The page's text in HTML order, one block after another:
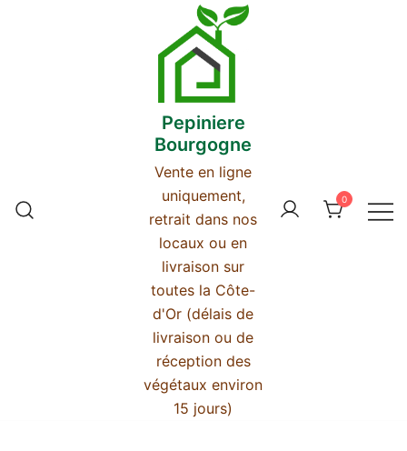
Pepiniere
Bourgogne
Vente en ligne
uniquement,
retrait dans nos
locaux ou en
livraison sur
toutes la Côte-
d'Or (délais de
livraison ou de
réception des
végétaux environ
15 jours)
0